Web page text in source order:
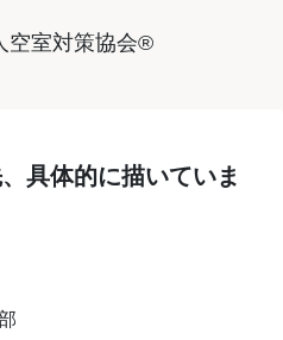
空室対策協会®︎
具体的に描いていま